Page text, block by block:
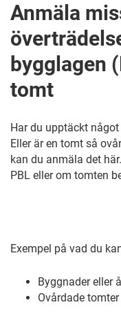
Anmäla
bygglagen
tomt
Har du upptäckt
Eller är en tomt så
kan du anmäla det
PBL eller om tomten
Exempel på vad du
Byggnader eller
Ovårdade